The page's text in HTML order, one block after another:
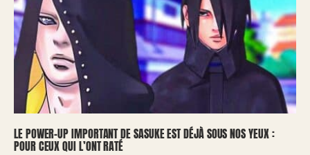
LE POWER-UP IMPORTANT DE SASUKE EST DÉJÀ SOUS NOS YEUX :
POUR CEUX QUI L’ONT RATÉ